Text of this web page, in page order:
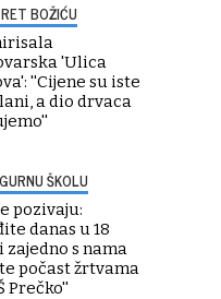
BOŽIĆU
'Ulica
''Cijene su iste
a dio drvaca
ŠKOLU
pozivaju:
danas u 18
zajedno s nama
počast žrtvama
Prečko''